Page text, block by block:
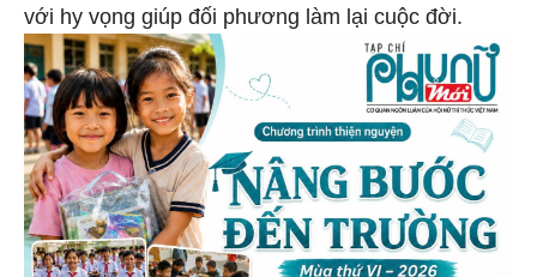
với hy vọng giúp đối phương làm lại cuộc đời.